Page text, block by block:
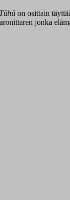
Tühü on osittain
jonka